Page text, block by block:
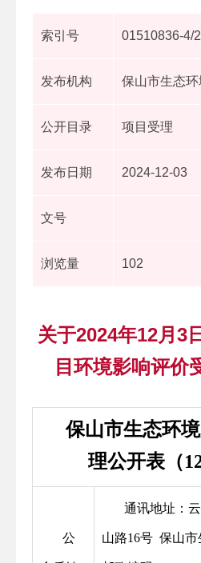
索引号 01510836-4/
发布机构 保山市生态环
公开目录 项目受理
发布日期 2024-12-03
文号
浏览量 102
关于2024年12月3
目环境影响评价
保山市生态环
理公开表（
公
通讯地址：
山路16号 保山市